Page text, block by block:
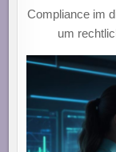
Compliance im
um